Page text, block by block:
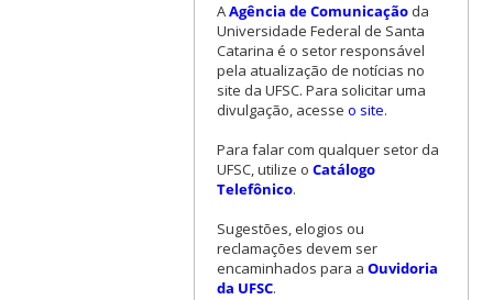
AAgência de Comunicaçãoda
Universidade Federal de Santa
Catarina é o setor responsável
pela atualização de notícias no
site da UFSC. Para solicitar uma
divulgação, acesse o site.
Para falar com qualquer setor da
UFSC, utilize o Catálogo
Telefônico.
Sugestões, elogios ou
reclamações devem ser
encaminhados para a Ouvidoria
da UFSC.